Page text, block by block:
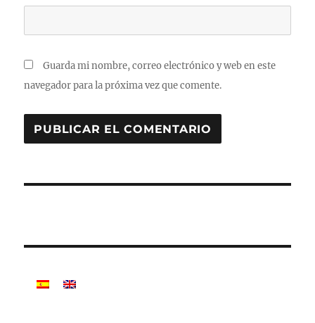
Guarda mi nombre, correo electrónico y web en este
navegador para la próxima vez que comente.